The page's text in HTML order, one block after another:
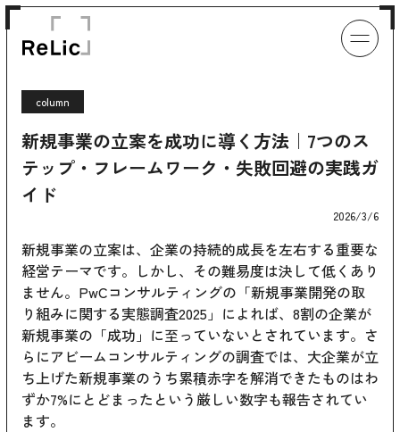
column
新規事業の立案を成功に導く方法｜7つのス
テップ・フレームワーク・失敗回避の実践ガ
イド
2026/3/6
新規事業の立案は、企業の持続的成長を左右する重要な
経営テーマです。しかし、その難易度は決して低くあり
ません。PwCコンサルティングの「新規事業開発の取
り組みに関する実態調査2025」によれば、8割の企業が
新規事業の「成功」に至っていないとされています。さ
らにアビームコンサルティングの調査では、大企業が立
ち上げた新規事業のうち累積赤字を解消できたものはわ
ずか7%にとどまったという厳しい数字も報告されてい
ます。